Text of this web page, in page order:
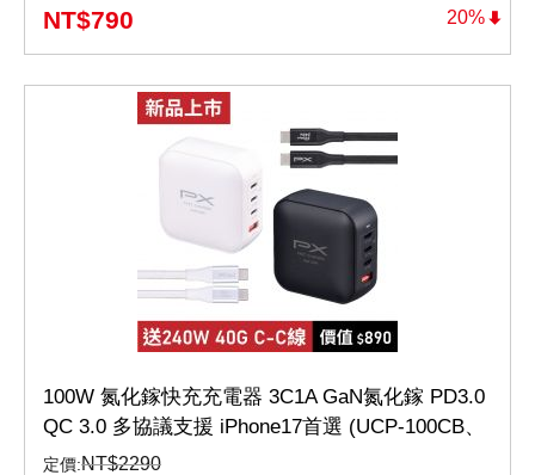
20%
NT$790
100W 氮化鎵快充充電器 3C1A GaN氮化鎵 PD3.0
QC 3.0 多協議支援 iPhone17首選 (UCP-100CB、
UCP-100CW)
定價:NT$2290